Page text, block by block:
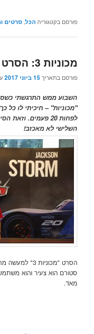
פורסם בקטגוריה הכל,סרטים
מכוניות 3: הסרט
פורסם בתאריך15 ביוני 2017
השבוע ממש התרגשתי
"מכוניות" – חיכיתי לו כל
לפחות 20 פעמים.
השלישי לא מאכזב!
הסרט "מכוניות 3" למעשה מתחיל בכך שג'קסון סטורם מגיע למירוץ.
סטורם הוא צעיר והוא
מאד.